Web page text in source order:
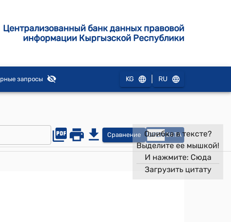
Централизованный банк данных правовой
информации Кыргызской Республики
запросы KG RU
Сравнение OPEN DATA
Ошибка в тексте?
Выделите ее мышкой!
И нажмите: Сюда
Загрузить цитату